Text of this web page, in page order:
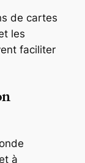
de cartes
les
faciliter
à